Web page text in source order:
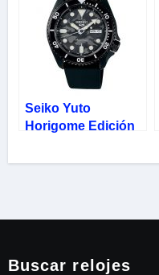
Seiko Yuto
Horigome Edición
SRPJ39K1
Buscar relojes